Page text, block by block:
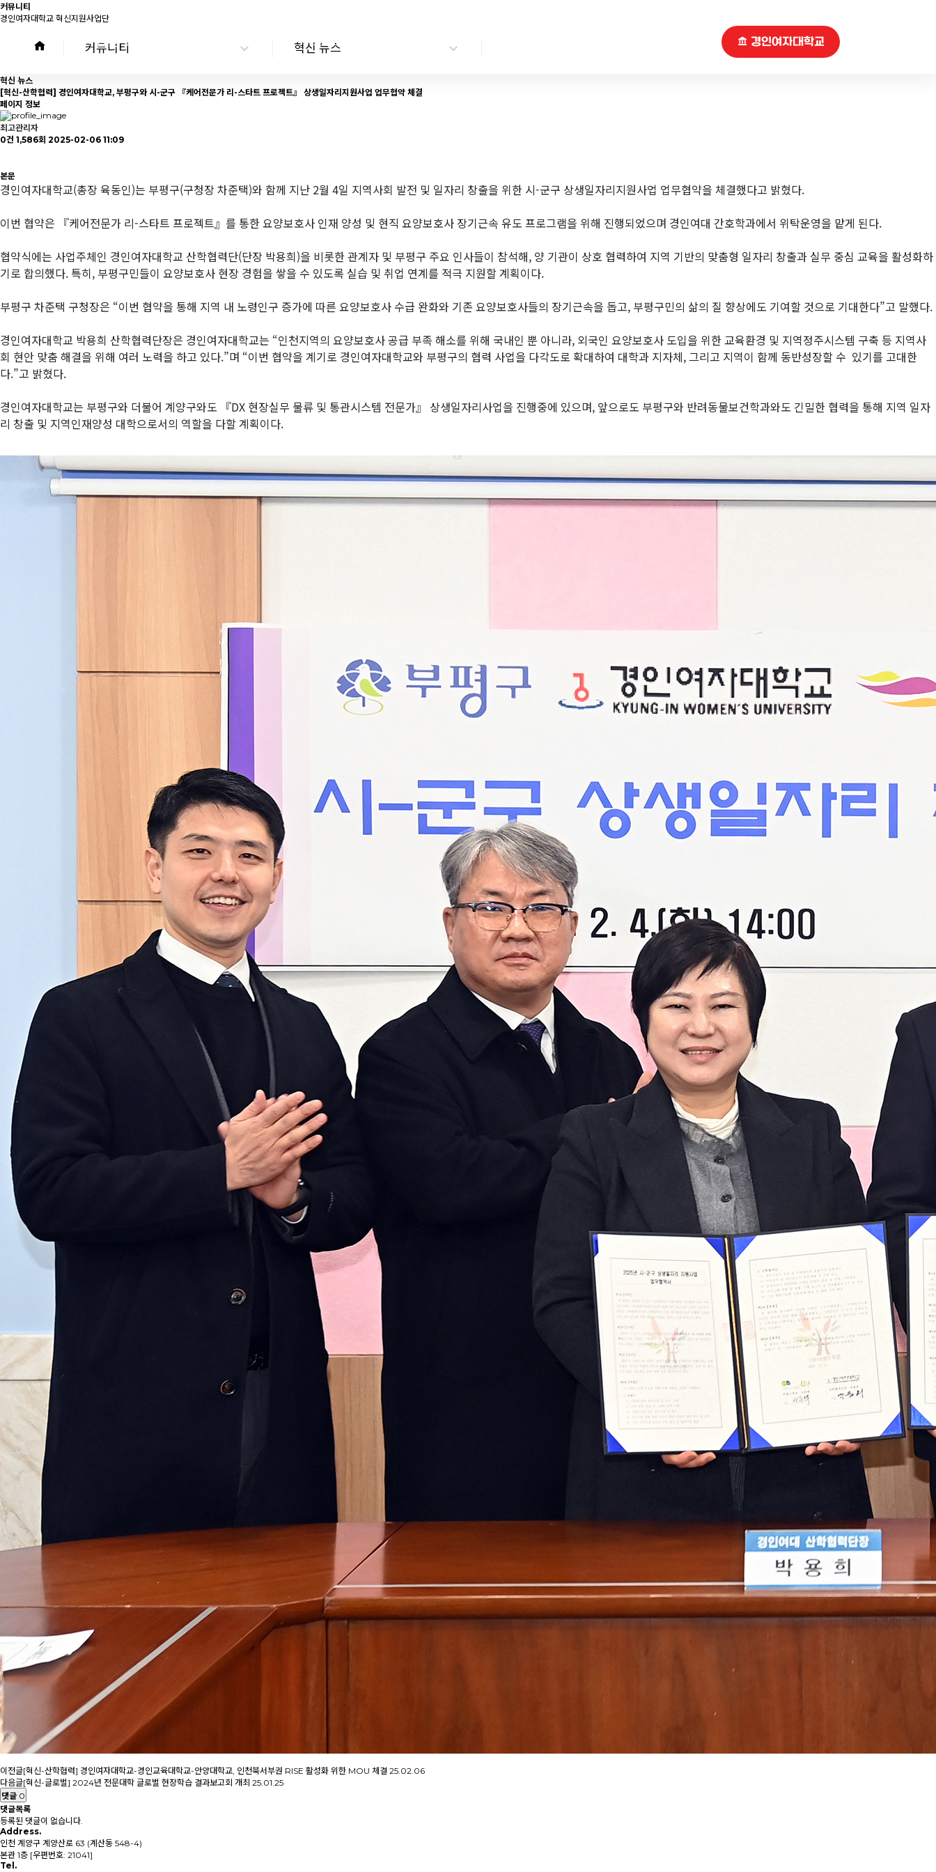
사업단 소개 프로그램 소개 경인여자대학교
커뮤니티
경인여자대학교 혁신지원사업단
커뮤니티 혁신 뉴스
혁신 뉴스
[혁신-산학협력] 경인여자대학교, 부평구와 시-군구 『케어전문가 리-스타트 프로젝트』 상생일자리지원사업 업무협약 체결
페이지 정보
최고관리자
0건 1,586회 2025-02-06 11:09
본문
경인여자대학교(총장 육동인)는 부평구(구청장 차준택)와 함께 지난 2월 4일 지역사회 발전 및 일자리 창출을 위한 시-군구 상생일자리지원사업 업무협약을 체결했다고 밝혔다.
이번 협약은 『케어전문가 리-스타트 프로젝트』를 통한 요양보호사 인재 양성 및 현직 요양보호사 장기근속 유도 프로그램을 위해 진행되었으며 경인여대 간호학과에서 위탁운영을 맡게 된다.
협약식에는 사업주체인 경인여자대학교 산학협력단(단장 박용희)을 비롯한 관계자 및 부평구 주요 인사들이 참석해, 양 기관이 상호 협력하여 지역 기반의 맞춤형 일자리 창출과 실무 중심 교육을 활성화하
기로 합의했다. 특히, 부평구민들이 요양보호사 현장 경험을 쌓을 수 있도록 실습 및 취업 연계를 적극 지원할 계획이다.
부평구 차준택 구청장은 “이번 협약을 통해 지역 내 노령인구 증가에 따른 요양보호사 수급 완화와 기존 요양보호사들의 장기근속을 돕고, 부평구민의 삶의 질 향상에도 기여할 것으로 기대한다”고 말했다.
경인여자대학교 박용희 산학협력단장은 경인여자대학교는 “인천지역의 요양보호사 공급 부족 해소를 위해 국내인 뿐 아니라, 외국인 요양보호사 도입을 위한 교육환경 및 지역정주시스템 구축 등 지역사
회 현안 맞춤 해결을 위해 여러 노력을 하고 있다.”며 “이번 협약을 계기로 경인여자대학교와 부평구의 협력 사업을 다각도로 확대하여 대학과 지자체, 그리고 지역이 함께 동반성장할 수 있기를 고대한
다.”고 밝혔다.
경인여자대학교는 부평구와 더불어 계양구와도 『DX 현장실무 물류 및 통관시스템 전문가』 상생일자리사업을 진행중에 있으며, 앞으로도 부평구와 반려동물보건학과와도 긴밀한 협력을 통해 지역 일자
리 창출 및 지역인재양성 대학으로서의 역할을 다할 계획이다.
이전글[혁신-산학협력] 경인여자대학교-경인교육대학교-안양대학교, 인천북서부권 RISE 활성화 위한 MOU 체결 25.02.06
다음글[혁신-글로벌] 2024년 전문대학 글로벌 현장학습 결과보고회 개최 25.01.25
댓글 0
댓글목록
등록된 댓글이 없습니다.
Address.
인천 계양구 계양산로 63 (계산동 548-4)
본관 1층 [우편번호: 21041]
Tel.